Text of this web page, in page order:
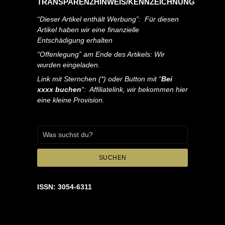
TRANSPARENZHINWEIS/KENNZEICHNUNG
“Dieser Artikel enthält Werbung”: Für diesen
Artikel haben wir eine finanzielle
Entschädigung erhalten
“Offenlegung” am Ende des Artikels: Wir
wurden eingeladen.
Link mit Sternchen (*) oder Button mit “Bei
xxxx buchen“: Affiliatelink, wir bekommen hier
eine kleine Provision.
SUCHEN
ISSN: 3054-6311